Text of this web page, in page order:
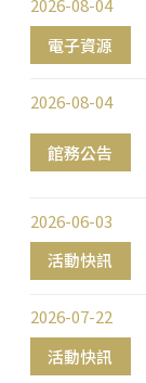
電子資源
2026-08-04
館務公告
2026-08-04
活動快訊
2026-06-03
活動快訊
2026-07-22